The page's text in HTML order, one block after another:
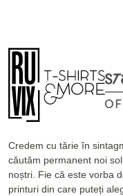
Credem cu tărie în
căutăm permanent noi
noștri. Fie că este vorba
printuri din care puteți